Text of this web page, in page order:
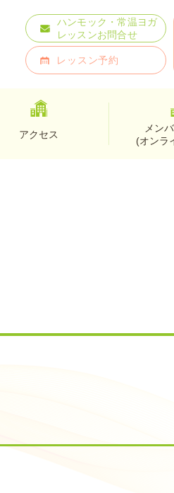
ハンモック・常温ヨガ
レッスンお問合せ
レッスン予約
アクセス
メン
(オンラ